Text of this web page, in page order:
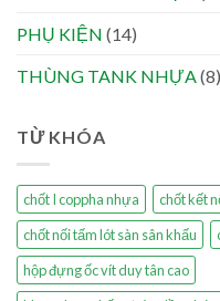
PHỤ KIỆN (14)
THÙNG TANK NHỰA(8)
TỪ KHÓA
chốt I coppha nhựa
chốt kết
chốt nối tấm lót sàn sân khấu
hộp đựng ốc vít duy tân cao